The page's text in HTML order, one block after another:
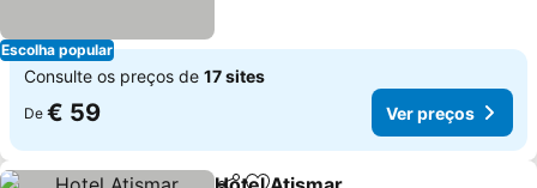
Escolha popular
Consulte os preços de 17 sites
De € 59 Ver preços